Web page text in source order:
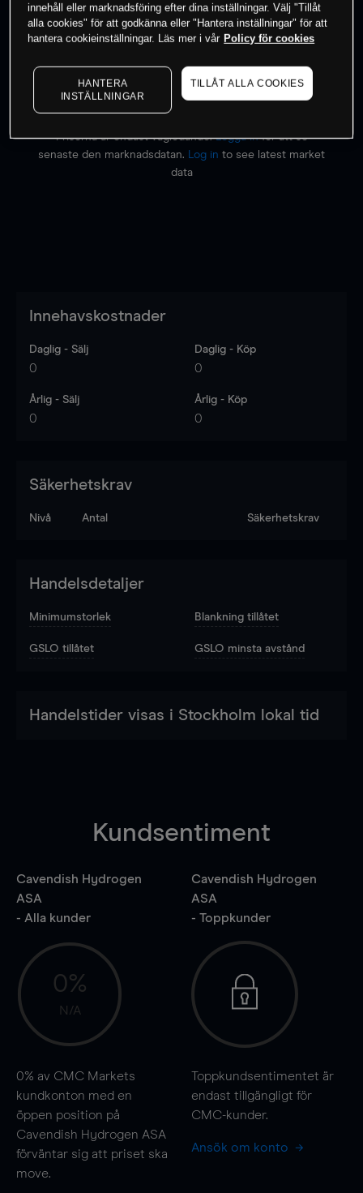
Börja handla
Priserna är endast vägledande.Logga inför att se
senaste den marknadsdatan.
Log in to see latest market
data
Innehavskostnader
Daglig - Sälj
0
Daglig - Köp
0
Årlig - Sälj
0
Årlig - Köp
0
Säkerhetskrav
Nivå Antal Säkerhetskrav
Handelsdetaljer
Minimumstorlek Blankning tillåtet
GSLO tillåtet GSLO minsta avstånd
Handelstider visas i Stockholm lokal tid
Kundsentiment
Cavendish Hydrogen
ASA
- Alla kunder
0%
N/A
0% av CMC Markets
kundkonton med en
öppen position på
Cavendish Hydrogen ASA
förväntar sig att priset ska
move.
Cavendish Hydrogen
ASA
- Toppkunder
Toppkundsentimentet är
endast tillgängligt för
CMC-kunder.
Ansök om konto
innehåll eller marknadsföring efter dina inställningar. Välj "Tillåt
alla cookies" för att godkänna eller "Hantera inställningar" för att
hantera cookieinställningar. Läs mer i vår Policy för cookies
HANTERA
INSTÄLLNINGAR
TILLÅT ALLA COOKIES